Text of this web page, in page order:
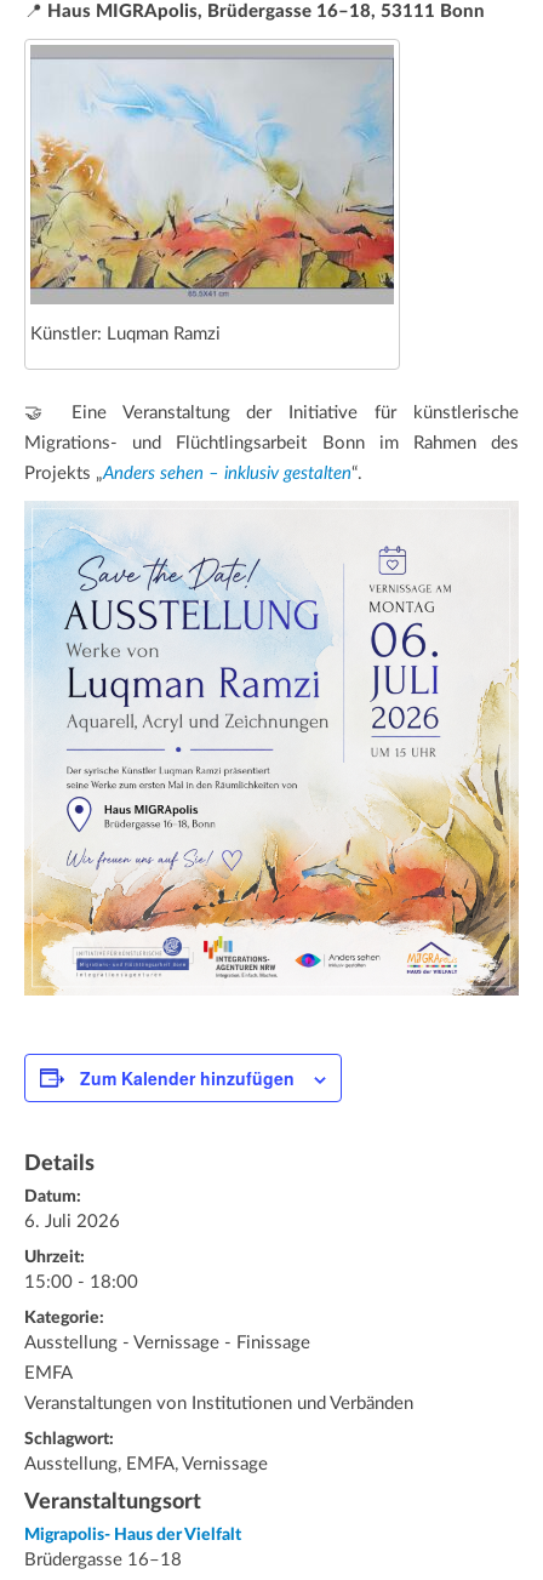
📍 Haus MIGRApolis, Brüdergasse 16–18, 53111 Bonn
Künstler: Luqman Ramzi
🤝 Eine Veranstaltung der Initiative für künstlerische
Migrations- und Flüchtlingsarbeit Bonn im Rahmen des
Projekts „Anders sehen – inklusiv gestalten“.
Zum Kalender hinzufügen
Details
Datum:
6. Juli 2026
Uhrzeit:
15:00 - 18:00
Kategorie:
Ausstellung - Vernissage - Finissage
EMFA
Veranstaltungen von Institutionen und Verbänden
Schlagwort:
Ausstellung, EMFA, Vernissage
Veranstaltungsort
Migrapolis- Haus der Vielfalt
Brüdergasse 16–18